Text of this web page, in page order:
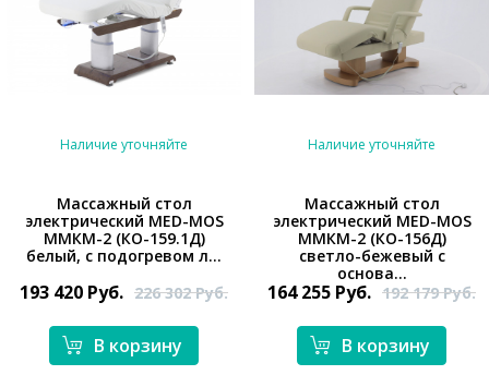
*}
Наличие уточняйте
Массажный стол
электрический MED-MOS
ММКМ-2 (КО-159.1Д)
белый, с подогревом л...
193 420 Руб. 226 302Руб.
В корзину
*}
Наличие уточняйте
Массажный стол
электрический MED-MOS
ММКМ-2 (КО-156Д)
светло-бежевый с
основа...
164 255 Руб. 192 179Руб.
В корзину